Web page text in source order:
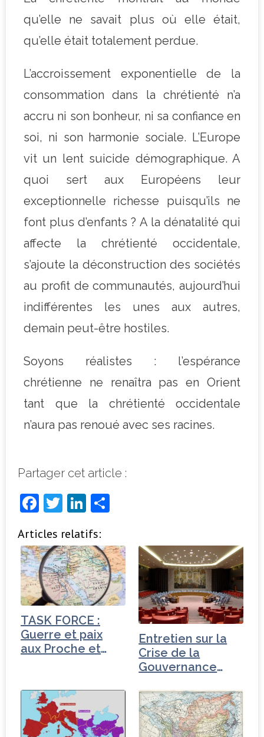
qu’elle ne savait plus où elle était,
qu’elle était totalement perdue.
L’accroissement exponentielle de la
consommation dans la chrétienté n’a
accru ni son bonheur, ni sa confiance en
soi, ni son harmonie sociale. L’Europe
vit un lent suicide démographique. A
quoi sert aux Européens leur
exceptionnelle richesse puisqu’ils ne
font plus d’enfants ? A la dénatalité qui
affecte la chrétienté occidentale,
s’ajoute la déconstruction des sociétés
au profit de communautés, aujourd’hui
indifférentes les unes aux autres,
demain peut-être hostiles.
Soyons réalistes : l’espérance
chrétienne ne renaîtra pas en Orient
tant que la chrétienté occidentale
n’aura pas renoué avec ses racines.
Partager cet article :
F
c
e
b
o
o
k
T
it
t
e
r
Li
k
e
dI
n
ta
g
e
r
Articles relatifs:
TASK FORCE :
Guerre et paix
aux Proche et
Entretien sur la
Crise de la
Gouvernance
Turquie